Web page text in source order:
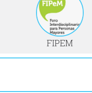
FIPEM